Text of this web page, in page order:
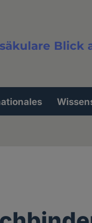
Blick